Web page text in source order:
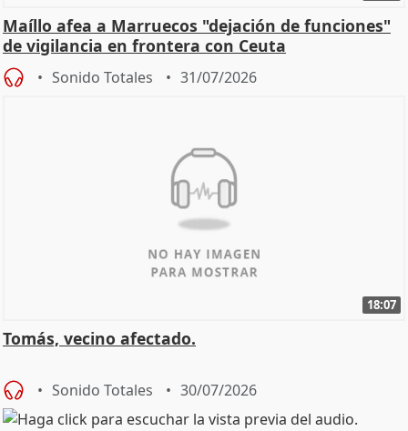
Maíllo afea a Marruecos "dejación de funciones"
de vigilancia en frontera con Ceuta
Sonido Totales 31/07/2026
18:07
Tomás, vecino afectado.
Sonido Totales 30/07/2026